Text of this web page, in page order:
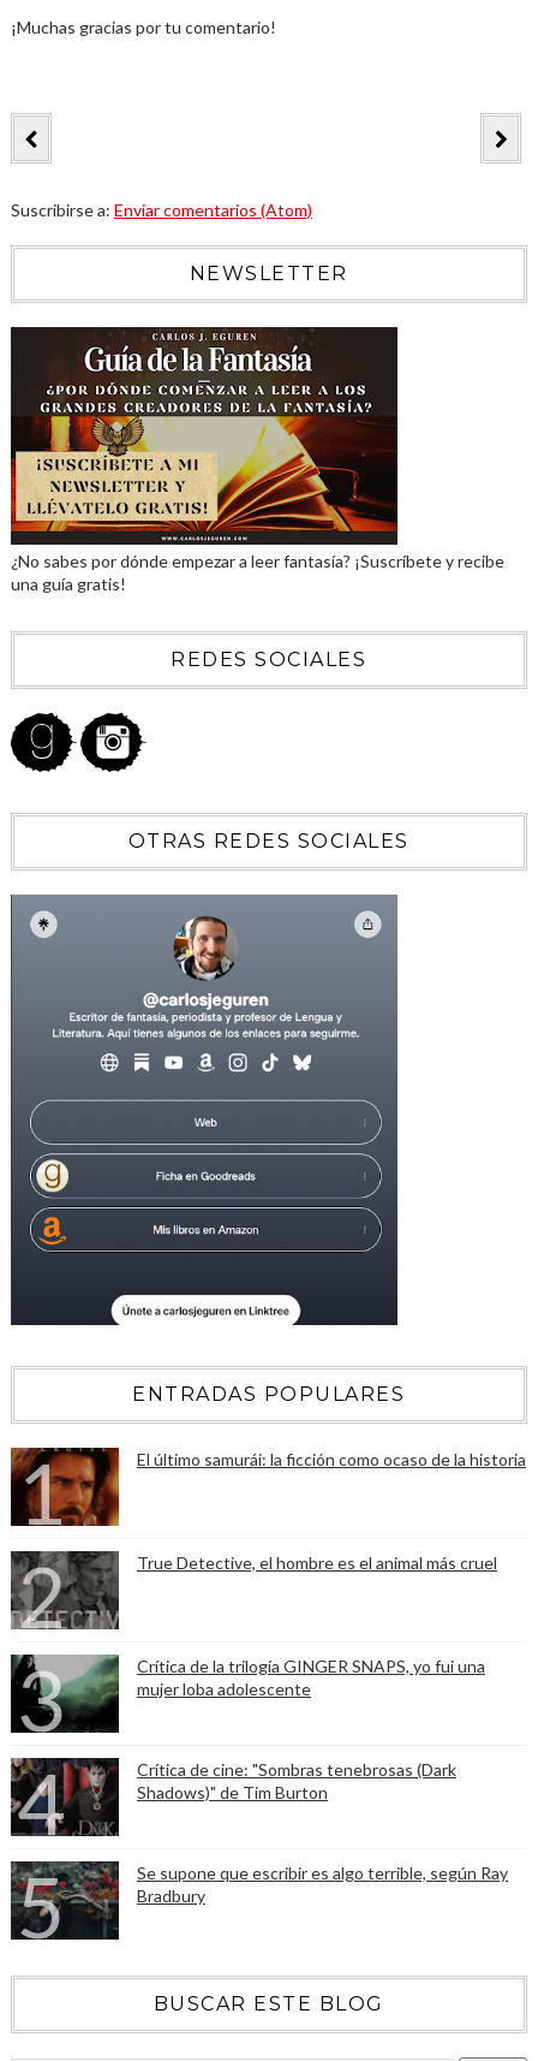
¡Muchas gracias por tu comentario!
Suscribirse a: Enviar comentarios (Atom)
NEWSLETTER
¿No sabes por dónde empezar a leer fantasía? ¡Suscríbete y recibe
una guía gratis!
REDES SOCIALES
OTRAS REDES SOCIALES
ENTRADAS POPULARES
El último samurái: la ficción como ocaso de la historia
True Detective, el hombre es el animal más cruel
Crítica de la trilogía GINGER SNAPS, yo fui una
mujer loba adolescente
Crítica de cine: "Sombras tenebrosas (Dark
Shadows)" de Tim Burton
Se supone que escribir es algo terrible, según Ray
Bradbury
BUSCAR ESTE BLOG